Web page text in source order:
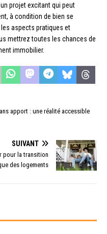
projet excitant qui peut
à condition de bien se
aspects pratiques et
mettrez toutes les chances de
immobilier.
apport : une réalité accessible
SUIVANT
pour la transition
des logements